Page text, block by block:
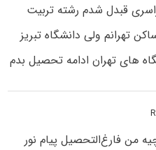
قبدل شدم رشته تربیت
تهرانم ولی دانشگاه تبریز
های تهران ادامه تحصیل بدم
من فارغ‌التحصیل پیام نور